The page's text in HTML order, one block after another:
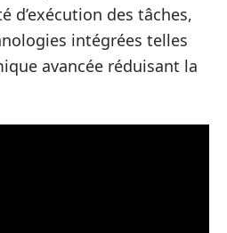
d’exécution des tâches,
intégrées telles
avancée réduisant la